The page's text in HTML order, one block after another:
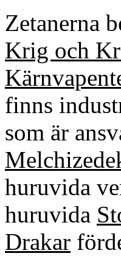
Zetanerna
Krig och
finns
som är
huruvida
huruvida
Drakar